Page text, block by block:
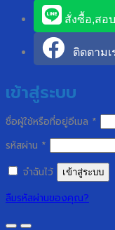
สั่งซื้อ,สอ
ติดตาม
เข้าสู่ระบบ
ชื่อผู้ใช้หรือที่อยู่อีเมล *
รหัสผ่าน *
จำฉันไว้
เข้าสู่ระบบ
ลืมรหัสผ่านของคุณ?